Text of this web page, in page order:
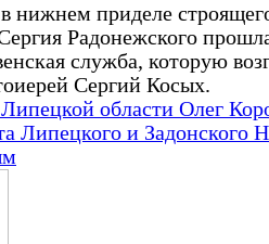
нижнем приделе
Радонежского
служба, которую
Сергий Косых.
области Олег
Липецкого и Задонского